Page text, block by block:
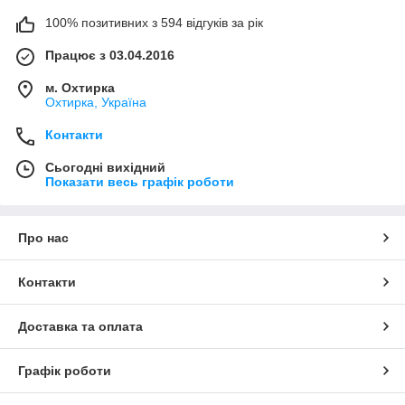
100% позитивних з 594 відгуків за рік
Працює з 03.04.2016
м. Охтирка
Охтирка, Україна
Контакти
Сьогодні вихідний
Показати весь графік роботи
Про нас
Контакти
Доставка та оплата
Графік роботи